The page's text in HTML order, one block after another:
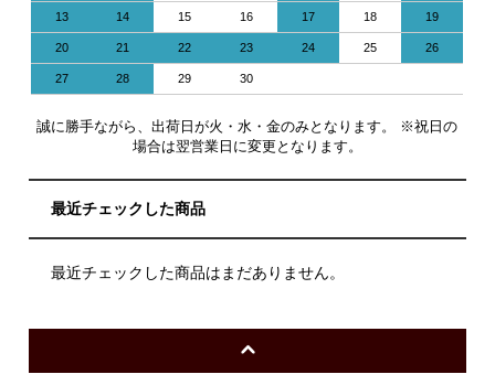
13 14 15 16 17 18 19
20 21 22 23 24 25 26
27 28 29 30
誠に勝手ながら、出荷日が火・水・金のみとなります。 ※祝日の
場合は翌営業日に変更となります。
最近チェックした商品
最近チェックした商品はまだありません。